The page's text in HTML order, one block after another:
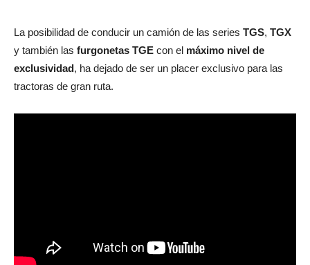
La posibilidad de conducir un camión de las series TGS, TGX
y también las furgonetas TGE con el máximo nivel de
exclusividad, ha dejado de ser un placer exclusivo para las
tractoras de gran ruta.